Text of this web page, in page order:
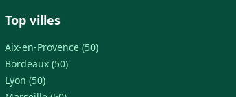
Top villes
Aix-en-Provence (50)
Bordeaux (50)
Lyon (50)